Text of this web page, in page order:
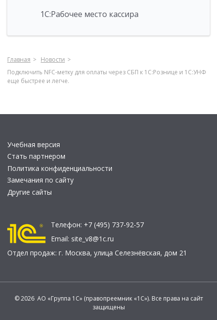
1С:Рабочее место кассира
Главная
Новости
Подключить NFC-метку для оплаты через СБП к 1С:Рознице и 1С:УНФ
еще быстрее и легче.
Учебная версия
Стать партнером
Политика конфиденциальности
Замечания по сайту
Другие сайты
Телефон: +7 (495) 737-92-57
Email: site_v8@1c.ru
Отдел продаж: г. Москва, улица Селезнёвская, дом 21
© 2026 АО «Группа 1С» (правопреемник «1С»). Все права на сайт
защищены